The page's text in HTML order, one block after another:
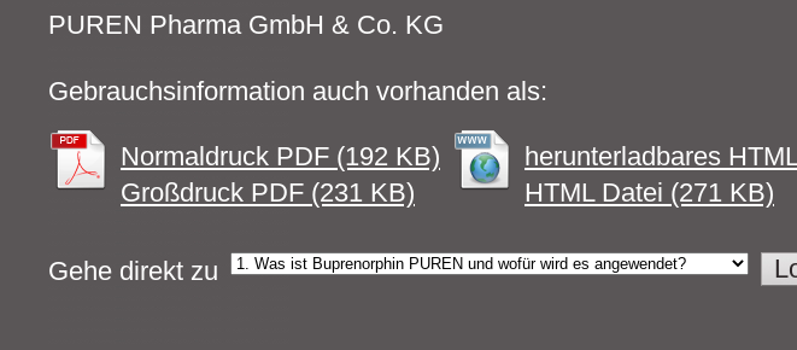
PUREN Pharma GmbH & Co. KG
Gebrauchsinformation auch vorhanden als:
Normaldruck PDF (192 KB)
Großdruck PDF (231 KB)
herunterladbares
HTML Datei (271 KB)
Gehe direkt zu